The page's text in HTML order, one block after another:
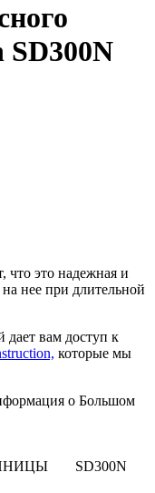
SD300N
что это надежная и
нее при длительной
дает вам доступ к
которые мы
о Большом
SD300N